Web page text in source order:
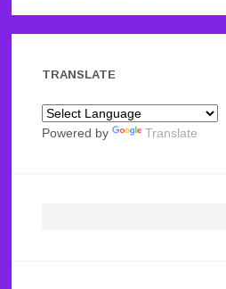
TRANSLATE
Powered by Translate